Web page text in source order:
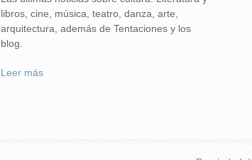
libros, cine, música, teatro, danza, arte,
arquitectura, además de Tentaciones y los
blog.
Leer más